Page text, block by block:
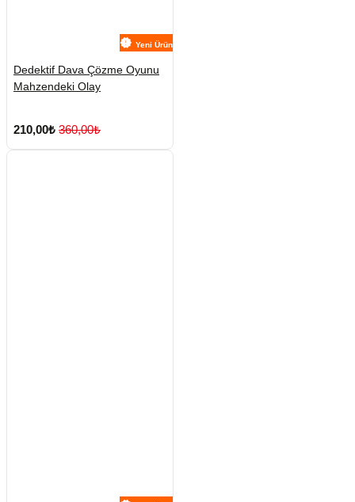
Yeni Ürün
Dedektif Dava Çözme Oyunu
Mahzendeki Olay
210,00₺ 360,00₺